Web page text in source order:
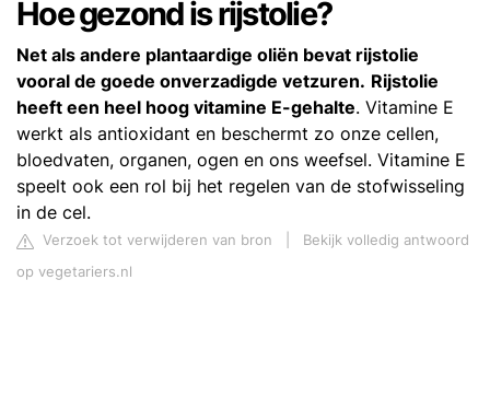
Hoe gezond is rijstolie?
Net als andere plantaardige oliën bevat rijstolie
vooral de goede onverzadigde vetzuren. Rijstolie
heeft een heel hoog vitamine E-gehalte. Vitamine E
werkt als antioxidant en beschermt zo onze cellen,
bloedvaten, organen, ogen en ons weefsel. Vitamine E
speelt ook een rol bij het regelen van de stofwisseling
in de cel.
Verzoek tot verwijderen van bron
Bekijk volledig antwoord
op vegetariers.nl